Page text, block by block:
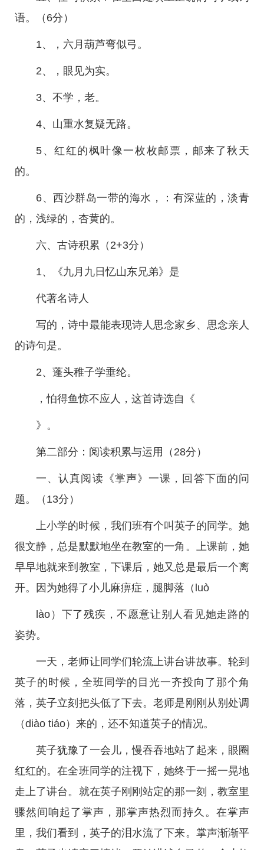
语。（6分）
1、，六月葫芦弯似弓。
2、，眼见为实。
3、不学，老。
4、山重水复疑无路。
5、红红的枫叶像一枚枚邮票，邮来了秋天
的。
6、西沙群岛一带的海水，：有深蓝的，淡青
的，浅绿的，杏黄的。
六、古诗积累（2+3分）
1、《九月九日忆山东兄弟》是
代著名诗人
写的，诗中最能表现诗人思念家乡、思念亲人
的诗句是。
2、蓬头稚子学垂纶。
，怕得鱼惊不应人，这首诗选自《
》。
第二部分：阅读积累与运用（28分）
一、认真阅读《掌声》一课，回答下面的问
题。（13分）
上小学的时候，我们班有个叫英子的同学。她
很文静，总是默默地坐在教室的一角。上课前，她
早早地就来到教室，下课后，她又总是最后一个离
开。因为她得了小儿麻痹症，腿脚落（luò
lào）下了残疾，不愿意让别人看见她走路的
姿势。
一天，老师让同学们轮流上讲台讲故事。轮到
英子的时候，全班同学的目光一齐投向了那个角
落，英子立刻把头低了下去。老师是刚刚从别处调
（diào tiáo）来的，还不知道英子的情况。
英子犹豫了一会儿，慢吞吞地站了起来，眼圈
红红的。在全班同学的注视下，她终于一摇一晃地
走上了讲台。就在英子刚刚站定的那一刻，教室里
骤然间响起了掌声，那掌声热烈而持久。在掌声
里，我们看到，英子的泪水流了下来。掌声渐渐平